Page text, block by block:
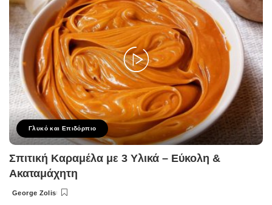
Γλυκό και Επιδόρπιο
Σπιτική Καραμέλα με 3 Υλικά – Εύκολη &
Ακαταμάχητη
Posted
George Zolis